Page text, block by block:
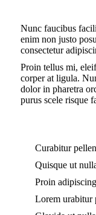
Nunc faucibus
enim non justo
consectetur
Proin tellus mi,
corper at ligula.
dolor in pharetra
purus scele risque
Curabitur
Quisque ut
Proin
Lorem urabitur